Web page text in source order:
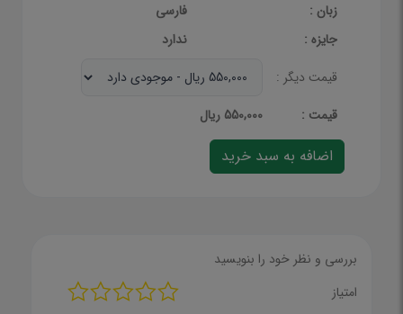
زبان :
فارسی
جایزه :
ندارد
قیمت دیگر :
قيمت :
550,000 ریال
بررسی و نظر خود را بنویسید
امتیاز